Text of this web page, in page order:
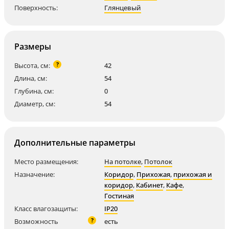
Поверхность:
Глянцевый
Размеры
Высота, см: ?
42
Длина, см:
54
Глубина, см:
0
Диаметр, см:
54
Дополнительные параметры
Место размещения: На потолке, Потолок
Назначение:
Коридор, Прихожая, прихожая и
коридор, Кабинет, Кафе,
Гостиная
Класс влагозащиты:
IP20
Возможность
? есть